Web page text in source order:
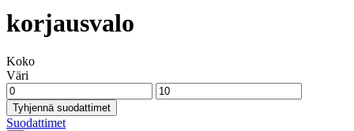
korjausvalo
Koko
Väri
Tyhjennä suodattimet
Suodattimet